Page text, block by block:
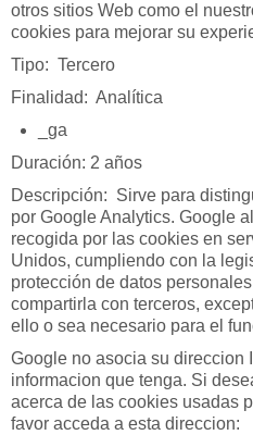
otros sitios Web como el
cookies para mejorar su
Tipo: Tercero
Finalidad: Analítica
_ga
Duración: 2 años
Descripción: Sirve para
por Google Analytics. Google
recogida por las cookies en
Unidos, cumpliendo con la
protección de datos
compartirla con terceros,
ello o sea necesario para el
Google no asocia su direccion
informacion que tenga. Si
acerca de las cookies usadas
favor acceda a esta direccion: